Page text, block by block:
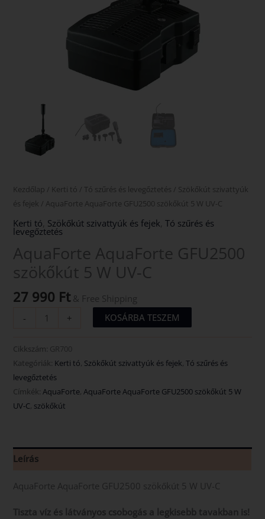
Kezdőlap / Kerti tó / Tó szűrés és levegőztetés / Szökőkút szivattyúk
és fejek / AquaForte AquaForte GFU2500 szökőkút 5 W UV-C
Kerti tó Szökőkút szivattyúk és fejek ,Tó szűrés és
levegőztetés
AquaForte AquaForte GFU2500
szökőkút 5 W UV-C
27 990 Ft & Free Shipping
-
+ KOSÁRBA TESZEM
Cikkszám: GR700
Kategóriák: Kerti tó, Szökőkút szivattyúk és fejek,Tó szűrés és
levegőztetés
Címkék:AquaForte,AquaForte AquaForte GFU2500 szökőkút 5 W
UV-C, szökőkút
Leírás
AquaForte AquaForte GFU2500 szökőkút 5 W UV-C
Tiszta víz és látványos csobogás a legkisebb tavakban is!